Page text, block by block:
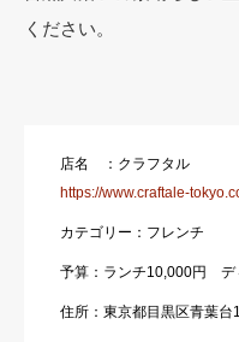
ください。
店名 ：クラフタル
https://www.craftale-
カテゴリー：フレンチ
予算：ランチ10,000円 デ
住所：東京都目黒区青葉